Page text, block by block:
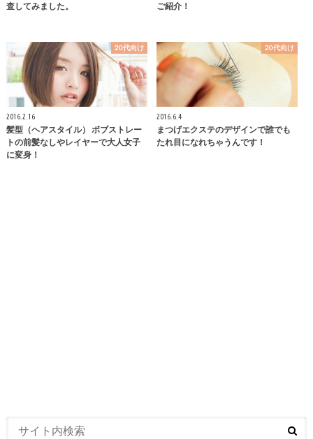
査してみました。
ご紹介！
20代向け
2016.2.16
髪型（ヘアスタイル） ボブストレー
トの前髪なしやレイヤーで大人女子
に変身！
20代向け
2016.6.4
まつげエクステのデザインで誰でも
たれ目になれちゃうんです！